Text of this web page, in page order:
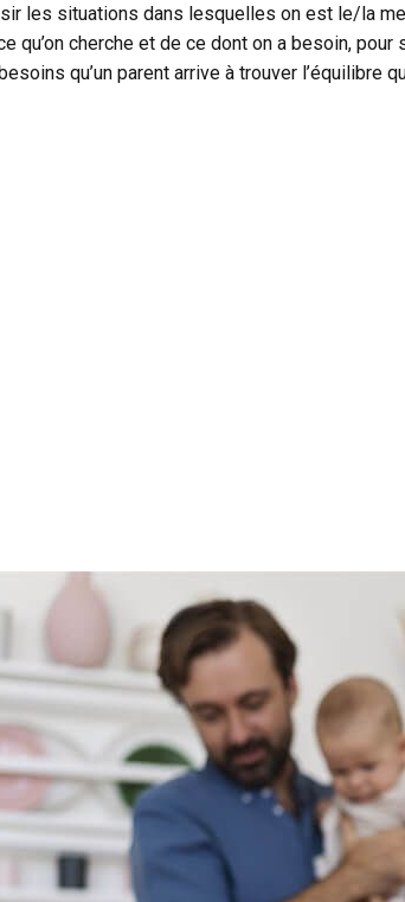
les situations dans lesquelles on est le/la
cherche et de ce dont on a besoin, pour
qu’un parent arrive à trouver l’équilibre